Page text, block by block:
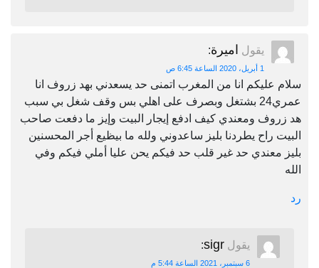
يقول اميرة:
1 أبريل، 2020 الساعة 6:45 ص
سلام عليكم انا من المغرب اتمنى حد يسعدني بهد زروف انا
عمري24 بشتغل وبصرف على اهلي بس وقف شغل بي سبب
هد زروف ومعندي كيف ادفع إيجار البيت وإيز ما دفعت صاحب
البيت راح يطردنا بليز ساعدوني ولله ما بيظيع أجر المحسنين
بليز معندي حد غير قلب حد فيكم يحن عليا أملي فيكم وفي
الله
رد
يقول sigr
:
6 سبتمبر، 2021 الساعة 5:44 م